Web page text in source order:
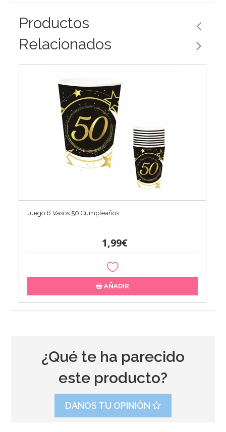
Productos
Relacionados
Juego 6 Vasos 50 Cumpleaños
1,99€
AÑADIR
¿Qué te ha parecido
este producto?
DANOS TU OPINIÓN